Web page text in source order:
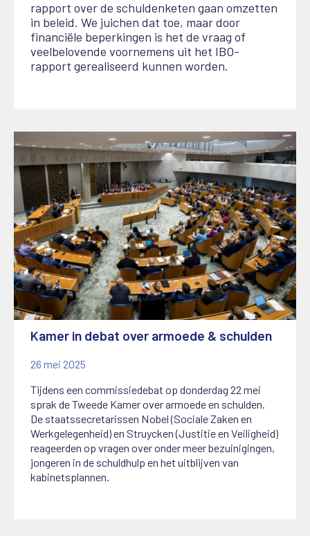
rapport over de schuldenketen gaan omzetten
in beleid. We juichen dat toe, maar door
financiële beperkingen is het de vraag of
veelbelovende voornemens uit het IBO-
rapport gerealiseerd kunnen worden.
Kamer in debat over armoede & schulden
26 mei 2025
Tijdens een commissiedebat op donderdag 22 mei
sprak de Tweede Kamer over armoede en schulden.
De staatssecretarissen Nobel (Sociale Zaken en
Werkgelegenheid) en Struycken (Justitie en Veiligheid)
reageerden op vragen over onder meer bezuinigingen,
jongeren in de schuldhulp en het uitblijven van
kabinetsplannen.